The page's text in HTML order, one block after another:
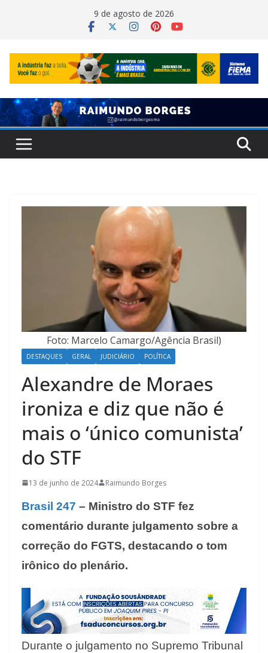
9 de agosto de 2026
Foto: Marcelo Camargo/Agência Brasil)
DESTAQUES GERAL JUDICIÁRIO POLÍTICA
Alexandre de Moraes
ironiza e diz que não é
mais o ‘único comunista’
do STF
13 de junho de 2024 Raimundo Borges
Brasil 247 – Ministro do STF fez
comentário durante julgamento sobre a
correção do FGTS, destacando o tom
irônico do plenário.
Durante o julgamento no Supremo Tribunal